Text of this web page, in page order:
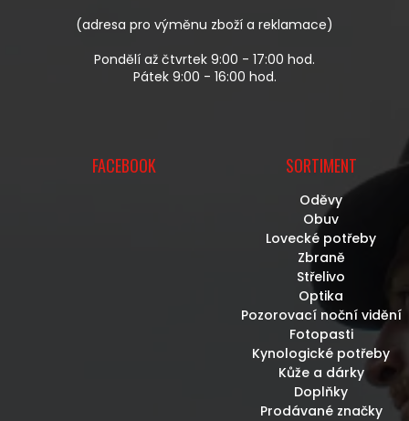
V
P
I
(adresa pro výměnu zboží a reklamace)
Pondělí až čtvrtek 9:00 - 17:00 hod.
Pátek 9:00 - 16:00 hod.
FACEBOOK SORTIMENT
Oděvy
Obuv
Lovecké potřeby
Zbraně
Střelivo
Optika
Pozorovací noční vidění
Fotopasti
Kynologické potřeby
Kůže a dárky
Doplňky
Prodávané značky